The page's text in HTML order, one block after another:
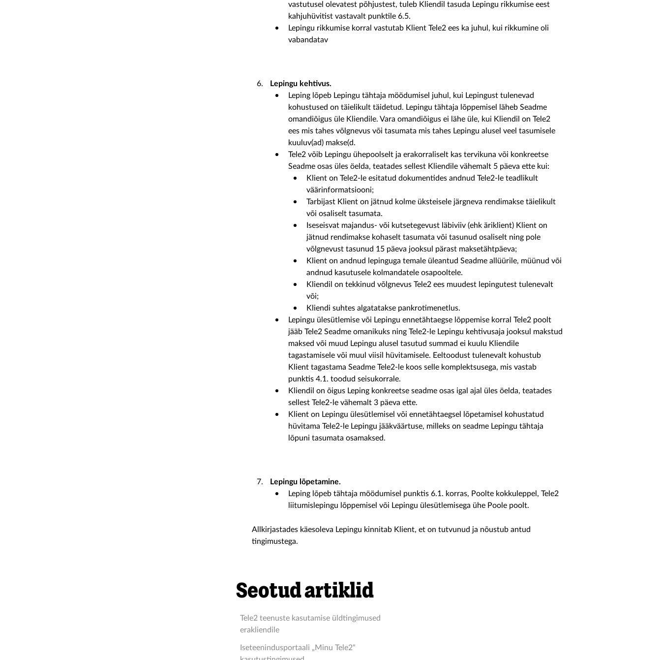
vastutusel olevatest põhjustest, tuleb Kliendil tasuda Lepingu rikkumise eest
kahjuhüvitist vastavalt punktile 6.5.
Lepingu rikkumise korral vastutab Klient Tele2 ees ka juhul, kui rikkumine oli
vabandatav
Lepingu kehtivus.
Leping lõpeb Lepingu tähtaja möödumisel juhul, kui Lepingust tulenevad
kohustused on täielikult täidetud. Lepingu tähtaja lõppemisel läheb Seadme
omandiõigus üle Kliendile. Vara omandiõigus ei lähe üle, kui Kliendil on Tele2
ees mis tahes võlgnevus või tasumata mis tahes Lepingu alusel veel tasumisele
kuuluv(ad) makse(d.
Tele2 võib Lepingu ühepoolselt ja erakorraliselt kas tervikuna või konkreetse
Seadme osas üles öelda, teatades sellest Kliendile vähemalt 5 päeva ette kui:
Klient on Tele2-le esitatud dokumentides andnud Tele2-le teadlikult
väärinformatsiooni;
Tarbijast Klient on jätnud kolme üksteisele järgneva rendimakse täielikult
või osaliselt tasumata.
Iseseisvat majandus- või kutsetegevust läbiviiv (ehk äriklient) Klient on
jätnud rendimakse kohaselt tasumata või tasunud osaliselt ning pole
võlgnevust tasunud 15 päeva jooksul pärast maksetähtpäeva;
Klient on andnud lepinguga temale üleantud Seadme allüürile, müünud või
andnud kasutusele kolmandatele osapooltele.
Kliendil on tekkinud võlgnevus Tele2 ees muudest lepingutest tulenevalt
või;
Kliendi suhtes algatatakse pankrotimenetlus.
Lepingu ülesütlemise või Lepingu ennetähtaegse lõppemise korral Tele2 poolt
jääb Tele2 Seadme omanikuks ning Tele2-le Lepingu kehtivusaja jooksul makstud
maksed või muud Lepingu alusel tasutud summad ei kuulu Kliendile
tagastamisele või muul viisil hüvitamisele. Eeltoodust tulenevalt kohustub
Klient tagastama Seadme Tele2-le koos selle komplektsusega, mis vastab
punktis 4.1. toodud seisukorrale.
Kliendil on õigus Leping konkreetse seadme osas igal ajal üles öelda, teatades
sellest Tele2-le vähemalt 3 päeva ette.
Klient on Lepingu ülesütlemisel või ennetähtaegsel lõpetamisel kohustatud
hüvitama Tele2-le Lepingu jääkväärtuse, milleks on seadme Lepingu tähtaja
lõpuni tasumata osamaksed.
Lepingu lõpetamine.
Leping lõpeb tähtaja möödumisel punktis 6.1. korras, Poolte kokkuleppel, Tele2
liitumislepingu lõppemisel või Lepingu ülesütlemisega ühe Poole poolt.
Allkirjastades käesoleva Lepingu kinnitab Klient, et on tutvunud ja nõustub antud
tingimustega.
Seotud artiklid
Tele2 teenuste kasutamise üldtingimused
erakliendile
Iseteenindusportaali „Minu Tele2“